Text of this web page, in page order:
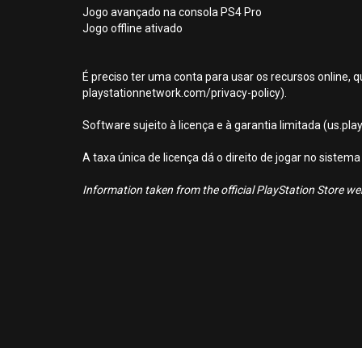
Jogo avançado na consola PS4 Pro
Jogo offline ativado
É preciso ter uma conta para usar os recursos
playstationnetwork.com/privacy-policy).
Software sujeito à licença e à garantia limitada
A taxa única de licença dá o direito de jogar no
Information taken from the official PlayStation Store